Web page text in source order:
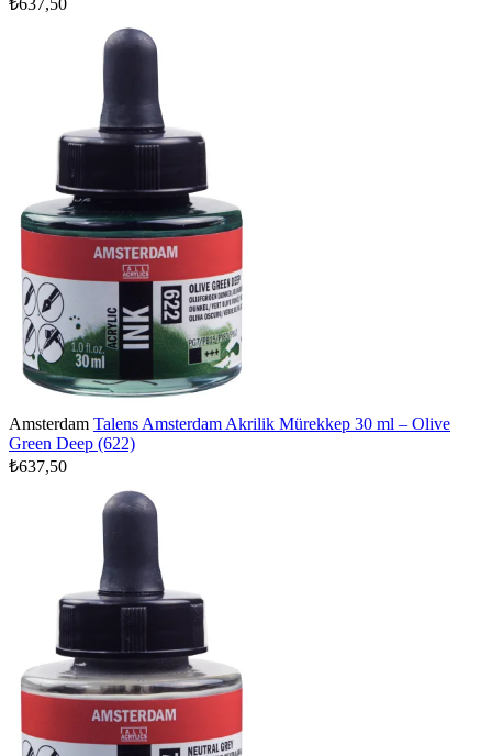
₺637,50
Amsterdam Talens Amsterdam Akrilik Mürekkep 30 ml – Olive
Green Deep (622)
₺637,50